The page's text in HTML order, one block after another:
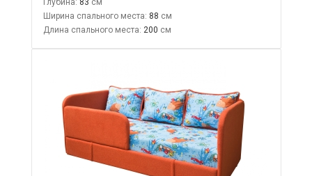
Ширина спального места: 88
Длина спального места: 200